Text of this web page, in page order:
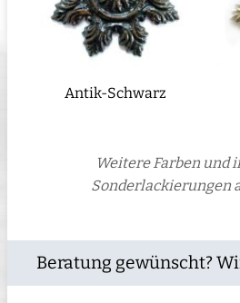
Antik-Schwarz
Weitere Farben und
Sonderlackierungen
Beratung gewünscht?